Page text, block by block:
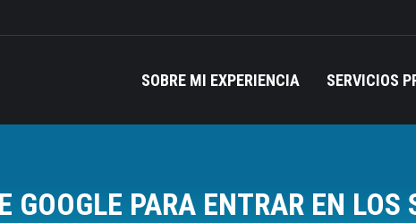
SOBRE MI EXPERIENCIA SERVICIOS
GOOGLE PARA ENTRAR EN